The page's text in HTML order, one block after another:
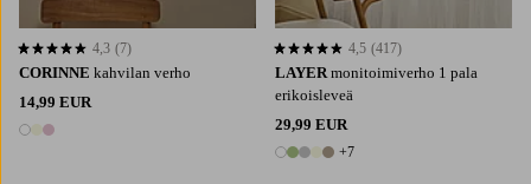
CORINNE kahvilan verho
14,99 EUR
3 värejä
4,3 perustuen 7 arvosanaan
4,3 (7)
LAYER monitoimiverho 1 pala
erikoisleveä
29,99 EUR
12 värejä
+7
4,5 perustuen 417 arvosanaan
4,5 (417)